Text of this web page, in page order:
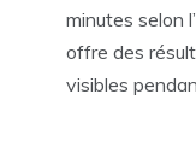
minutes selon
offre des
visibles